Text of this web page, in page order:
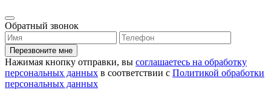
Обратный звонок
Перезвоните мне
Нажимая кнопку отправки, вы соглашаетесь на обработку
персональных данных в соответствии с Политикой обработки
персональных данных